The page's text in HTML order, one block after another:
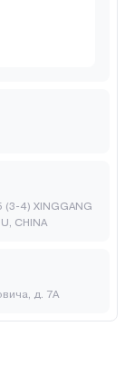
(3-4) XINGGANG
CHINA
д. 7А